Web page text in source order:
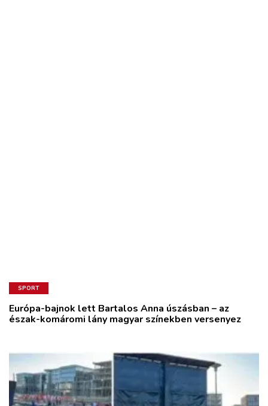
SPORT
Európa-bajnok lett Bartalos Anna úszásban – az
észak-komáromi lány magyar színekben versenyez